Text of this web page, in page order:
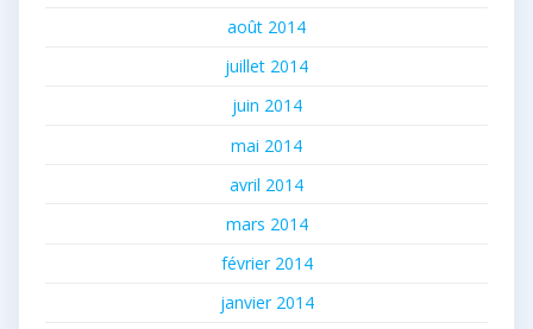
août 2014
juillet 2014
juin 2014
mai 2014
avril 2014
mars 2014
février 2014
janvier 2014